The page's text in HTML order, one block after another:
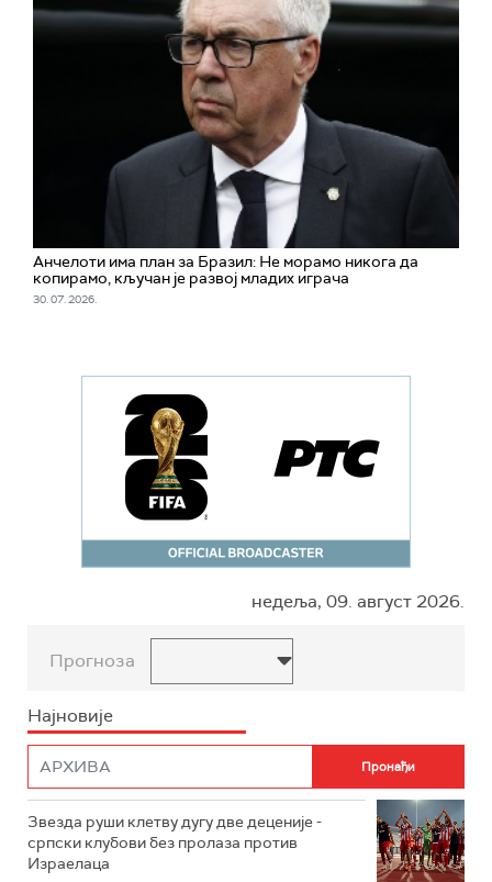
Aнчелоти има план за Бразил: Не морамо никога да
копирамо, кључан је развој младих играча
30. 07. 2026.
недеља, 09. август 2026.
Прогноза
Најновије
Звезда руши клетву дугу две деценије -
српски клубови без пролаза против
Израелаца